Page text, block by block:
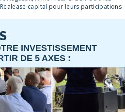
capital pour leurs participations
INVESTISSEMENT
DE 5 AXES :